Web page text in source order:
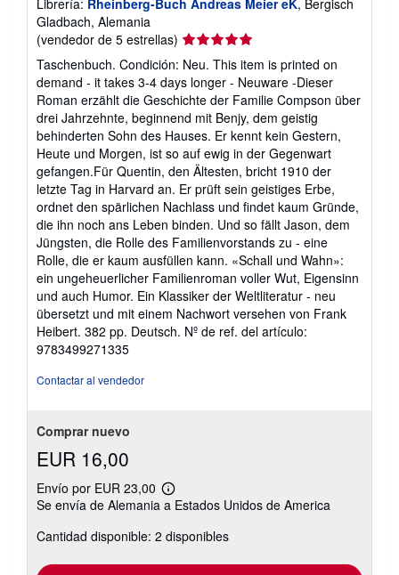
Gladbach, Alemania
(vendedor de 5 estrellas) Calificación
del
vendedor:
5
de
5
estrellas
Taschenbuch. Condición: Neu. This item is printed on
demand - it takes 3-4 days longer - Neuware -Dieser
Roman erzählt die Geschichte der Familie Compson über
drei Jahrzehnte, beginnend mit Benjy, dem geistig
behinderten Sohn des Hauses. Er kennt kein Gestern,
Heute und Morgen, ist so auf ewig in der Gegenwart
gefangen.Für Quentin, den Ältesten, bricht 1910 der
letzte Tag in Harvard an. Er prüft sein geistiges Erbe,
ordnet den spärlichen Nachlass und findet kaum Gründe,
die ihn noch ans Leben binden. Und so fällt Jason, dem
Jüngsten, die Rolle des Familienvorstands zu - eine
Rolle, die er kaum ausfüllen kann. «Schall und Wahn»:
ein ungeheuerlicher Familienroman voller Wut, Eigensinn
und auch Humor. Ein Klassiker der Weltliteratur - neu
übersetzt und mit einem Nachwort versehen von Frank
Heibert. 382 pp. Deutsch. Nº de ref. del artículo:
9783499271335
Contactar al vendedor
Comprar nuevo
EUR 16,00
Envío por EUR 23,00
Más
información
las
tarifas
Se envía de Alemania a Estados Unidos de America
Cantidad disponible: 2 disponibles